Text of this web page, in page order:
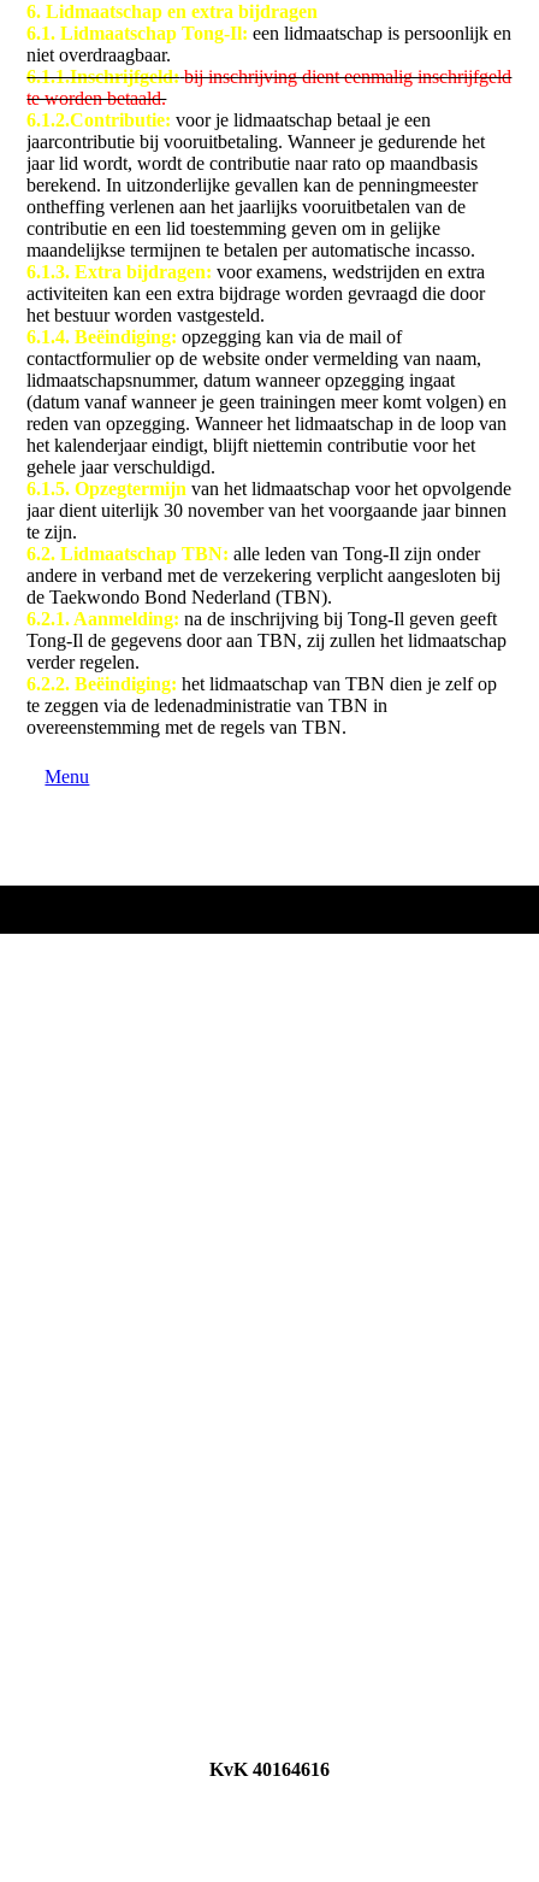
6. Lidmaatschap en extra bijdragen
6.1. Lidmaatschap Tong-Il: een lidmaatschap is persoonlijk en
niet overdraagbaar.
6.1.1.Inschrijfgeld: bij inschrijving dient eenmalig inschrijfgeld
te worden betaald.
6.1.2.Contributie:voor je lidmaatschap betaal je een
jaarcontributie bij vooruitbetaling. Wanneer je gedurende het
jaar lid wordt, wordt de contributie naar rato op maandbasis
berekend. In uitzonderlijke gevallen kan de penningmeester
ontheffing verlenen aan het jaarlijks vooruitbetalen van de
contributie en een lid toestemming geven om in gelijke
maandelijkse termijnen te betalen per automatische incasso.
6.1.3. Extra bijdragen: voor examens, wedstrijden en extra
activiteiten kan een extra bijdrage worden gevraagd die door
het bestuur worden vastgesteld.
6.1.4. Beëindiging: opzegging kan via de mail of
contactformulier op de website onder vermelding van naam,
lidmaatschapsnummer, datum wanneer opzegging ingaat
(datum vanaf wanneer je geen trainingen meer komt volgen) en
reden van opzegging. Wanneer het lidmaatschap in de loop van
het kalenderjaar eindigt, blijft niettemin contributie voor het
gehele jaar verschuldigd.
6.1.5. Opzegtermijn van het lidmaatschap voor het opvolgende
jaar dient uiterlijk 30 november van het voorgaande jaar binnen
te zijn.
6.2. Lidmaatschap TBN:alle leden van Tong-Il zijn onder
andere in verband met de verzekering verplicht aangesloten bij
de Taekwondo Bond Nederland (TBN).
6.2.1. Aanmelding: na de inschrijving bij Tong-Il geven geeft
Tong-Il de gegevens door aan TBN, zij zullen het lidmaatschap
verder regelen.
6.2.2. Beëindiging: het lidmaatschap van TBN dien je zelf op
te zeggen via de ledenadministratie van TBN in
overeenstemming met de regels van TBN.
Menu
KvK 40164616